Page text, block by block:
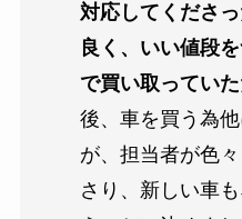
対応してくださ
良く、いい値段
で買い取っていた
後、車を買う為
が、担当者が色
さり、新しい車